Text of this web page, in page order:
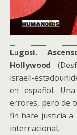
Lugosi.
Hollywood
israelí-
en español.
errores, pero de
fin hace justicia a
internacional.